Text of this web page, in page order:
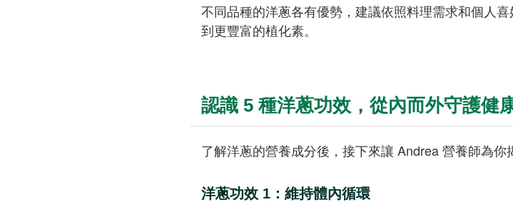
不同品種的洋蔥各有優勢，建議依照料理需求和個人
到更豐富的植化素。
認識 5 種洋蔥功效，從內而外守護健
了解洋蔥的營養成分後，接下來讓 Andrea 營養師為你
洋蔥功效 1：維持體內循環